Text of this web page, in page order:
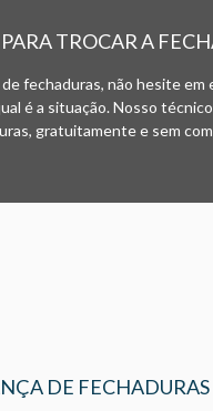
TROCAR A
fechaduras, não hesite
é a situação. Nosso
gratuitamente e sem
DE